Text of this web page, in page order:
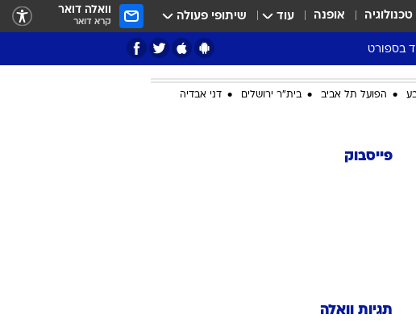
טכנולוגיה אופנה עוד שיתופי פעולה וואלה דואר
קרא דואר
בספורט
2026
הפועל תל אביב בית"ר ירושלים דני אבדיה
פייסבוק
תגיות וואלה